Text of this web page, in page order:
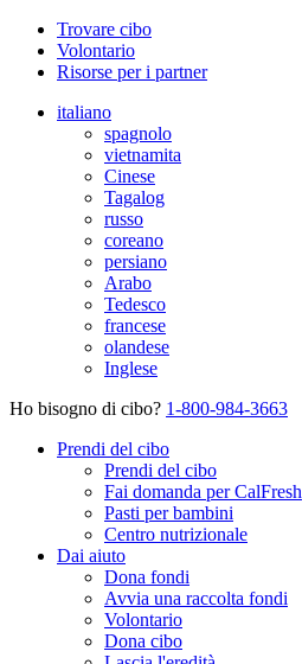
Trovare cibo
Volontario
Risorse per i partner
italiano
spagnolo
vietnamita
Cinese
Tagalog
russo
coreano
persiano
Arabo
Tedesco
francese
olandese
Inglese
Ho bisogno di cibo? 1-800-984-3663
Prendi del cibo
Prendi del cibo
Fai domanda per CalFresh
Pasti per bambini
Centro nutrizionale
Dai aiuto
Dona fondi
Avvia una raccolta fondi
Volontario
Dona cibo